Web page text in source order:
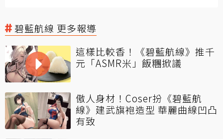
碧藍航線 更多報導
這樣比較香！《碧藍航線》推千
元「ASMR米」飯糰掀議
傲人身材！Coser扮《碧藍航
線》建武旗袍造型 華麗曲線凹凸
有致